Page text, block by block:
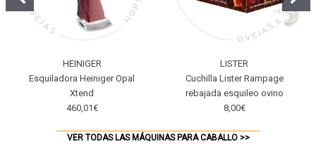
HEINIGER
Esquiladora Heiniger Opal
Xtend
460,01€
LISTER
Cuchilla Lister Rampage
rebajada esquileo ovino
8,00€
VER TODAS LAS MÁQUINAS PARA CABALLO >>